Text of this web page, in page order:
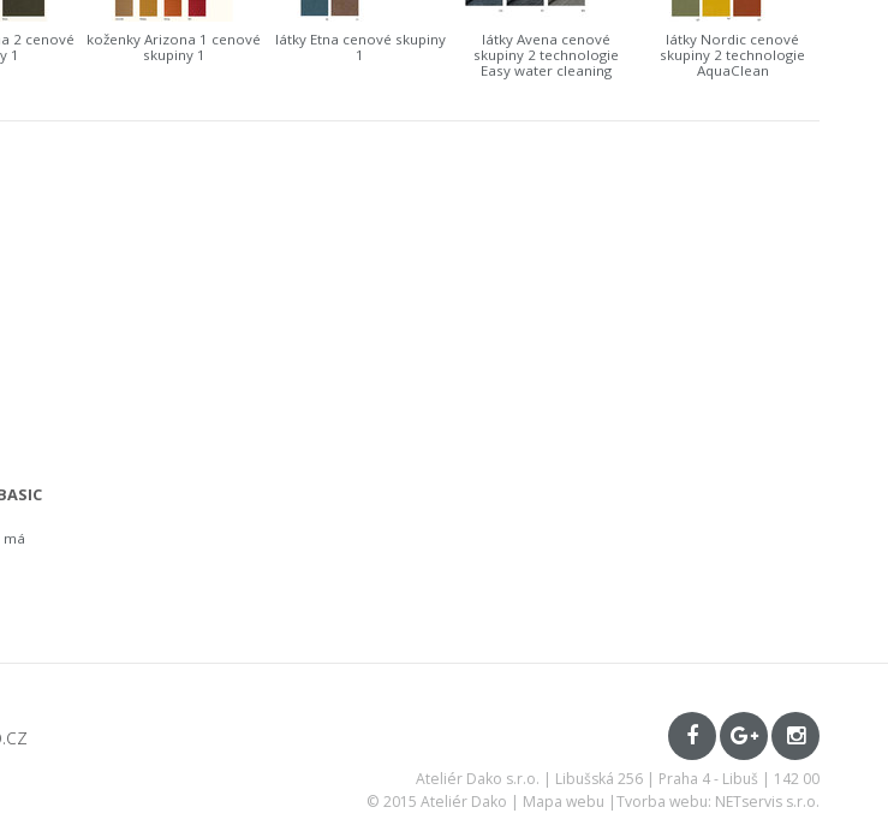
2 cenové
1
koženky Arizona 1 cenové
skupiny 1
látky Etna cenové skupiny
1
látky Avena cenové
skupiny 2 technologie
Easy water cleaning
látky Nordic cenové
skupiny 2 technologie
AquaClean
má
Ateliér Dako s.r.o. | Libušská 256 | Praha 4 - Libuš | 142 00
© 2015 Ateliér Dako | Mapa webu |Tvorba webu: NETservis s.r.o.